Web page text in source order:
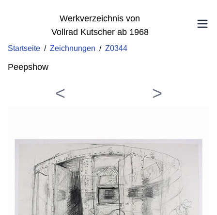
Werkverzeichnis von
Vollrad Kutscher ab 1968
Startseite / Zeichnungen / Z0344
Peepshow
< >